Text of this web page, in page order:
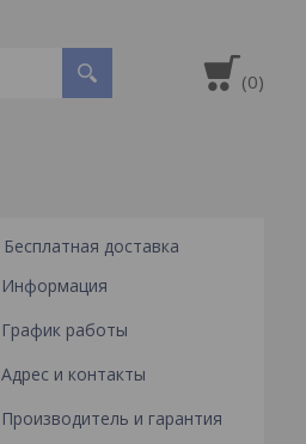
Бесплатная доставка
Информация
График работы
Адрес и контакты
Производитель и гарантия